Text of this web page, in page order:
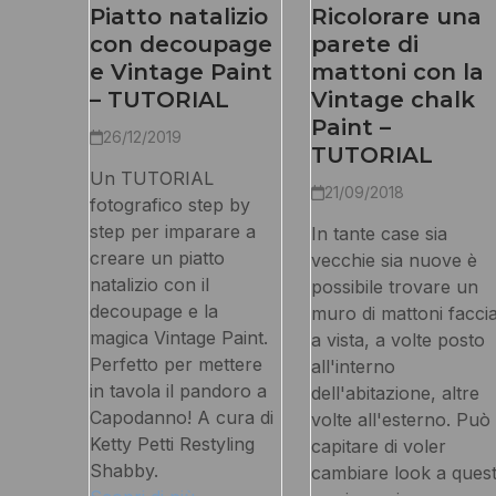
Piatto natalizio
con decoupage
e Vintage Paint
– TUTORIAL
26/12/2019
Un TUTORIAL
fotografico step by
step per imparare a
creare un piatto
natalizio con il
decoupage e la
magica Vintage Paint.
Perfetto per mettere
in tavola il pandoro a
Capodanno! A cura di
Ketty Petti Restyling
Shabby.
Ricolorare una
parete di
mattoni con la
Vintage chalk
Paint –
TUTORIAL
21/09/2018
In tante case sia
vecchie sia nuove è
possibile trovare un
muro di mattoni
a vista, a volte posto
all'interno
dell'abitazione, altre
volte all'esterno. Può
capitare di voler
cambiare look a